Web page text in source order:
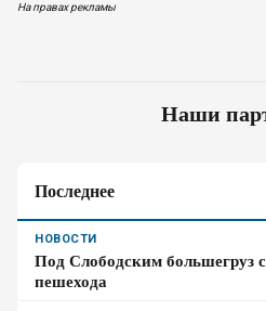
На правах рекламы
Наши
Последнее
НОВОСТИ
Под Слободским большегруз
пешехода